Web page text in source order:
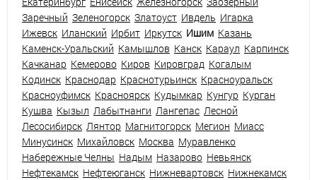
Заречный Зеленогорск Златоуст Ивдель Игарка
Ижевск Иланский Ирбит Иркутск Ишим Казань
Каменск-Уральский Камышлов Канск Караул Карпинск
Качканар Кемерово Киров Кировград Когалым
Кодинск Краснодар Краснотурьинск Красноуральск
Красноуфимск Красноярск Кудымкар Кунгур Курган
Кушва Кызыл Лабытнанги Лангепас Лесной
Лесосибирск Лянтор Магнитогорск Мегион Миасс
Минусинск Михайловск Москва Муравленко
Набережные Челны Надым Назарово Невьянск
Нефтекамск Нефтеюганск Нижневартовск Нижнекамск